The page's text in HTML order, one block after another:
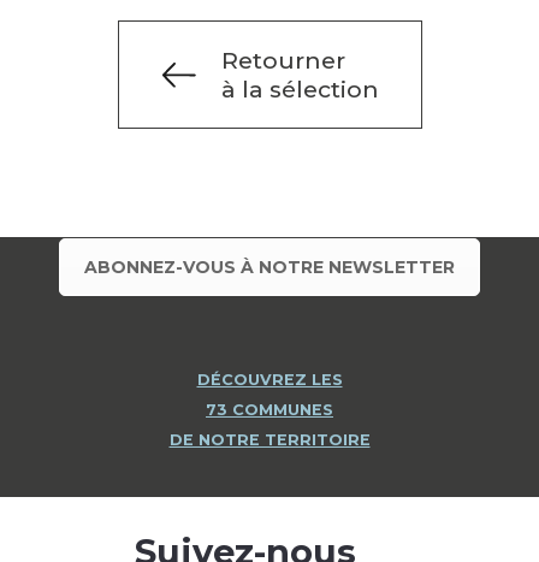
Retourner
à la sélection
ABONNEZ-VOUS À NOTRE NEWSLETTER
DÉCOUVREZ LES
73 COMMUNES
DE NOTRE TERRITOIRE
Suivez-nous